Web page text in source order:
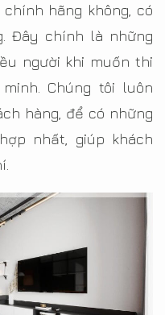
hãng không, có
Đây chính là những
người khi muốn thi
Chúng tôi luôn
hàng, để có những
nhất, giúp khách